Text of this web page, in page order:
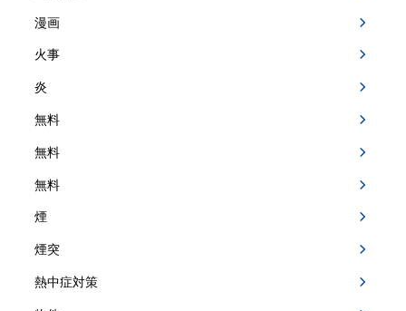
漫画
火事
炎
無料
無料
無料
煙
煙突
熱中症対策